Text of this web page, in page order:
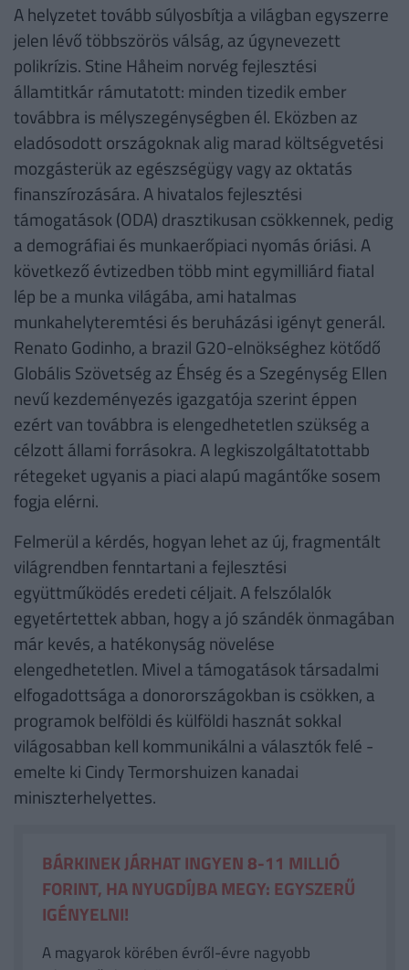
A helyzetet tovább súlyosbítja a világban egyszerre
jelen lévő többszörös válság, az úgynevezett
polikrízis. Stine Håheim norvég fejlesztési
államtitkár rámutatott: minden tizedik ember
továbbra is mélyszegénységben él. Eközben az
eladósodott országoknak alig marad költségvetési
mozgásterük az egészségügy vagy az oktatás
finanszírozására. A hivatalos fejlesztési
támogatások (ODA) drasztikusan csökkennek, pedig
a demográfiai és munkaerőpiaci nyomás óriási. A
következő évtizedben több mint egymilliárd fiatal
lép be a munka világába, ami hatalmas
munkahelyteremtési és beruházási igényt generál.
Renato Godinho, a brazil G20-elnökséghez kötődő
Globális Szövetség az Éhség és a Szegénység Ellen
nevű kezdeményezés igazgatója szerint éppen
ezért van továbbra is elengedhetetlen szükség a
célzott állami forrásokra. A legkiszolgáltatottabb
rétegeket ugyanis a piaci alapú magántőke sosem
fogja elérni.
Felmerül a kérdés, hogyan lehet az új, fragmentált
világrendben fenntartani a fejlesztési
együttműködés eredeti céljait. A felszólalók
egyetértettek abban, hogy a jó szándék önmagában
már kevés, a hatékonyság növelése
elengedhetetlen. Mivel a támogatások társadalmi
elfogadottsága a donorországokban is csökken, a
programok belföldi és külföldi hasznát sokkal
világosabban kell kommunikálni a választók felé -
emelte ki Cindy Termorshuizen kanadai
miniszterhelyettes.
BÁRKINEK JÁRHAT INGYEN 8-11 MILLIÓ
FORINT, HA NYUGDÍJBA MEGY: EGYSZERŰ
IGÉNYELNI!
A magyarok körében évről-évre nagyobb